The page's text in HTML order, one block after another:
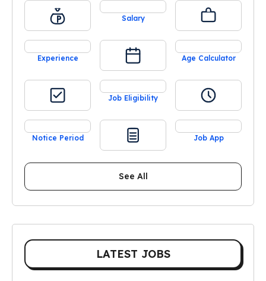
Salary
Experience Age Calculator
Job Eligibility
Notice Period Job App
See All
LATEST JOBS